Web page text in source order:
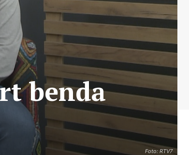
Foto: RTV7
benda